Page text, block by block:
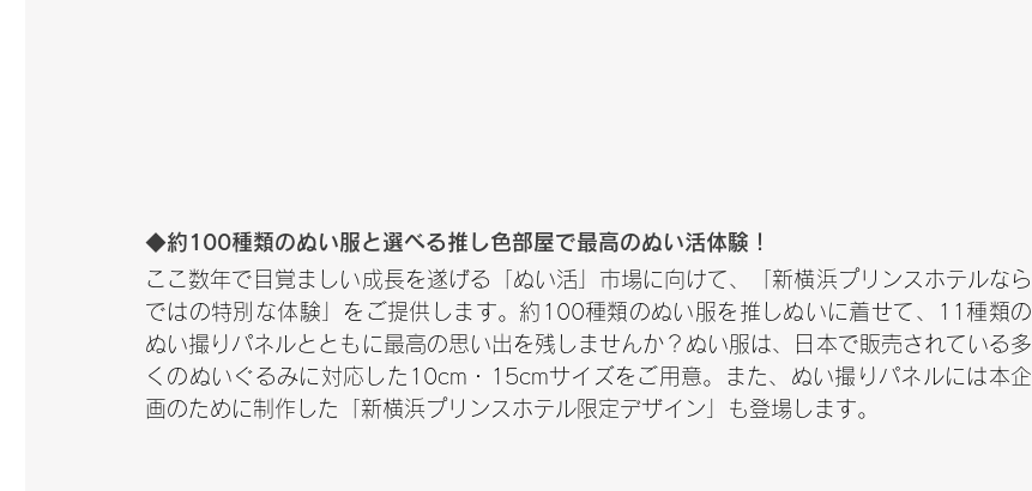
◆約100種類のぬい服と選べる推し色部屋で最高のぬい活体験！
ここ数年で目覚ましい成長を遂げる「ぬい活」市場に向けて、「新横浜プリンスホテルなら
ではの特別な体験」をご提供します。約100種類のぬい服を推しぬいに着せて、11種類の
ぬい撮りパネルとともに最高の思い出を残しませんか？ぬい服は、日本で販売されている多
くのぬいぐるみに対応した10cm・15cmサイズをご用意。また、ぬい撮りパネルには本企
画のために制作した「新横浜プリンスホテル限定デザイン」も登場します。